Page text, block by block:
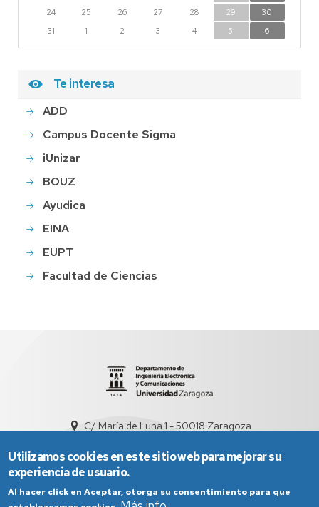
24
25 26 27 28 29
30
31
1 2 3 4 5 6
Te interesa
ADD
Campus Docente Sigma
iUnizar
BOUZ
Ayudica
EINA
EUPT
Facultad de Ciencias
C/ María de Luna 1 - 50018 Zaragoza
Utilizamos cookies en este sitio web para mejorar su
experiencia de usuario.
Al hacer click en Aceptar, otorga su consentimiento para que